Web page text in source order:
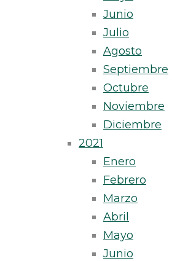
Junio
Julio
Agosto
Septiembre
Octubre
Noviembre
Diciembre
2021
Enero
Febrero
Marzo
Abril
Mayo
Junio